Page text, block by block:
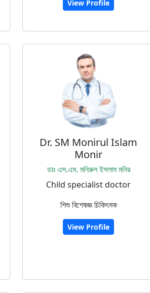
View Profile
Dr. SM Monirul Islam
Monir
ডাঃ এস.এম. মনিরুল ইসলাম মনির
Child specialist doctor
শিশু বিশেষজ্ঞ চিকিৎসক
View Profile